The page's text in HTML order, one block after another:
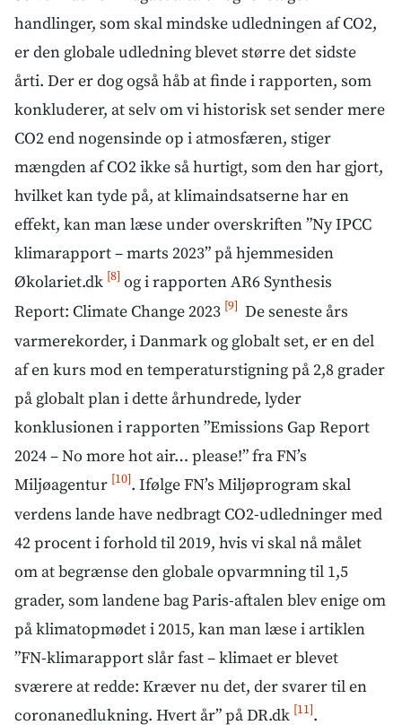
handlinger, som skal mindske udledningen af CO2,
er den globale udledning blevet større det sidste
årti. Der er dog også håb at finde i rapporten, som
konkluderer, at selv om vi historisk set sender mere
CO2 end nogensinde op i atmosfæren, stiger
mængden af CO2 ikke så hurtigt, som den har gjort,
hvilket kan tyde på, at klimaindsatserne har en
effekt, kan man læse under overskriften ”Ny IPCC
klimarapport – marts 2023” på hjemmesiden
Økolariet.dk [8] og i rapporten AR6 Synthesis
Report: Climate Change 2023 [9] De seneste års
varmerekorder, i Danmark og globalt set, er en del
af en kurs mod en temperaturstigning på 2,8 grader
på globalt plan i dette århundrede, lyder
konklusionen i rapporten ”Emissions Gap Report
2024 – No more hot air… please!” fra FN’s
Miljøagentur [10]. Ifølge FN’s Miljøprogram skal
verdens lande have nedbragt CO2-udledninger med
42 procent i forhold til 2019, hvis vi skal nå målet
om at begrænse den globale opvarmning til 1,5
grader, som landene bag Paris-aftalen blev enige om
på klimatopmødet i 2015, kan man læse i artiklen
”FN-klimarapport slår fast – klimaet er blevet
sværere at redde: Kræver nu det, der svarer til en
coronanedlukning. Hvert år” på DR.dk [11].